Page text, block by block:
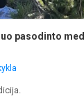
pasodinto